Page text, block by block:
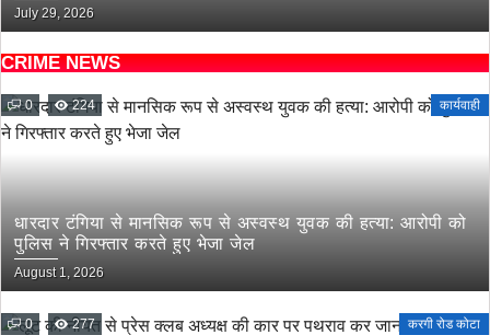
July 29, 2026
CRIME NEWS
0 224 कार्यवाही
धारदार टंगिया से मानसिक रूप से अस्वस्थ युवक की हत्या: आरोपी को
पुलिस ने गिरफ्तार करते हुए भेजा जेल
August 1, 2026
0 277 करगी रोड कोटा